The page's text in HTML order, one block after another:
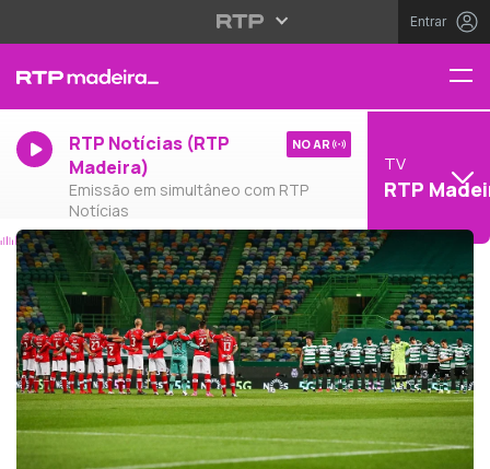
Entrar
RTP Notícias (RTP
Madeira)
Emissão em simultâneo com RTP
Notícias
NO AR
TV
RTP